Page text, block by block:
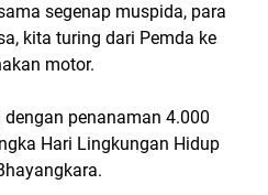
segenap muspida, para
kita turing dari Pemda ke
motor.
penanaman 4.000
Hari Lingkungan Hidup